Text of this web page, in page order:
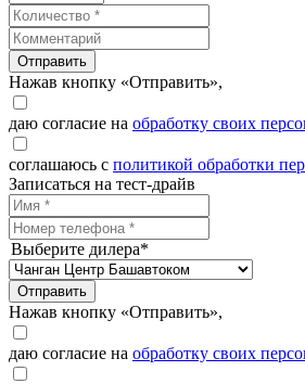
Отправить
Нажав кнопку «Отправить»,
даю согласие на обработку своих
соглашаюсь с политикой обработки
Записаться на тест-драйв
Выберите дилера*
Отправить
Нажав кнопку «Отправить»,
даю согласие на обработку своих